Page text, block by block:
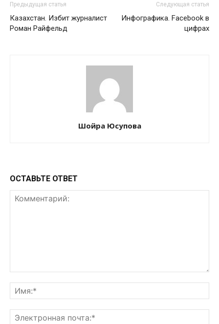
Предыдущая статья
Казахстан. Избит журналист
Роман Райфельд
Следующая статья
Инфографика. Facebook в
цифрах
Шойра Юсупова
ОСТАВЬТЕ ОТВЕТ